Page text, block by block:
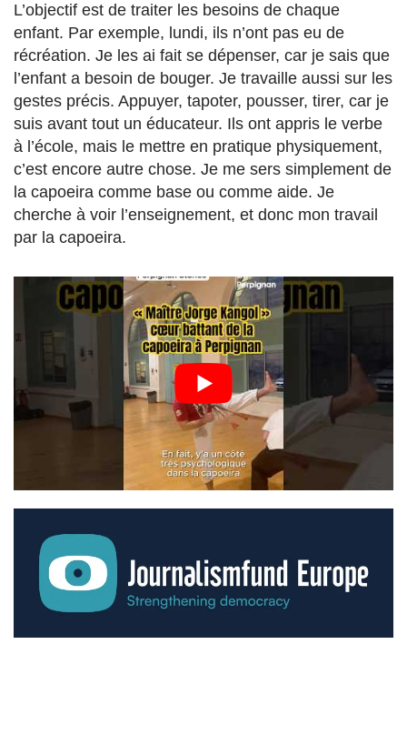
L’objectif est de traiter les besoins de chaque
enfant. Par exemple, lundi, ils n’ont pas eu de
récréation. Je les ai fait se dépenser, car je sais que
l’enfant a besoin de bouger. Je travaille aussi sur les
gestes précis. Appuyer, tapoter, pousser, tirer, car je
suis avant tout un éducateur. Ils ont appris le verbe
à l’école, mais le mettre en pratique physiquement,
c’est encore autre chose. Je me sers simplement de
la capoeira comme base ou comme aide. Je
cherche à voir l’enseignement, et donc mon travail
par la capoeira.